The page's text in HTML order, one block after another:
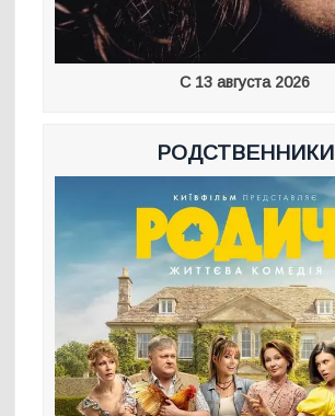
С 13 августа 2026
РОДСТВЕННИКИ